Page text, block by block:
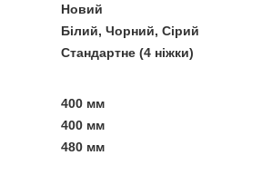
Новий
Білий, Чорний, Сірий
Стандартне (4 ніжки)
400 мм
400 мм
480 мм